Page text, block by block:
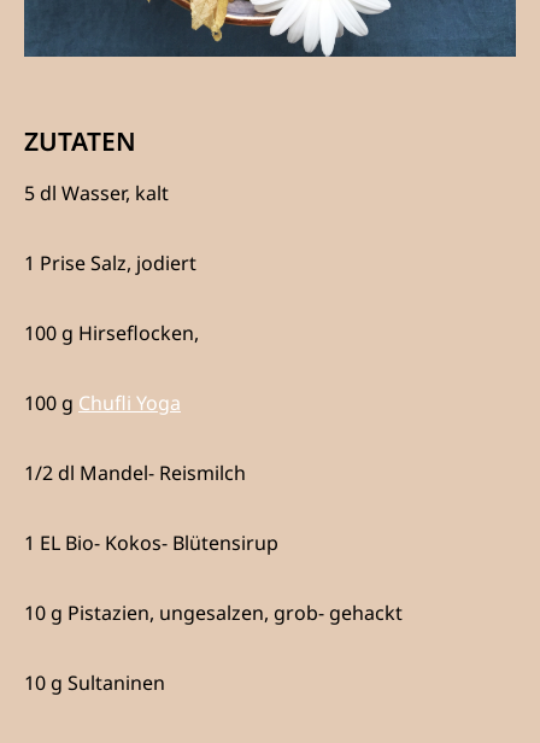
ZUTATEN
5 dl Wasser, kalt
1 Prise Salz, jodiert
100 g Hirseflocken,
100 g Chufli Yoga
1/2 dl Mandel- Reismilch
1 EL Bio- Kokos- Blütensirup
10 g Pistazien, ungesalzen, grob- gehackt
10 g Sultaninen